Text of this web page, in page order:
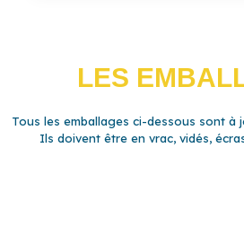
LES
Tous les emballages ci-dessous sont à
Ils doivent être en vrac, vidés,